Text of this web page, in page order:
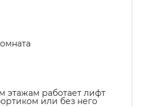
этажам работает лифт
или без него